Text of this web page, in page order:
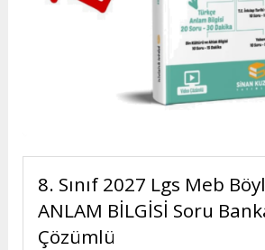
8. Sınıf 2027 Lgs Meb
ANLAM BİLGİSİ Soru
Çözümlü